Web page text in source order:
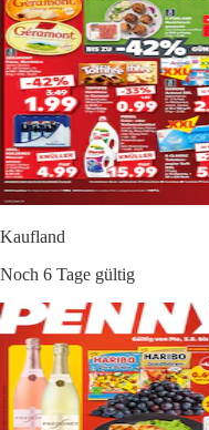
Kaufland
Noch 6 Tage gültig